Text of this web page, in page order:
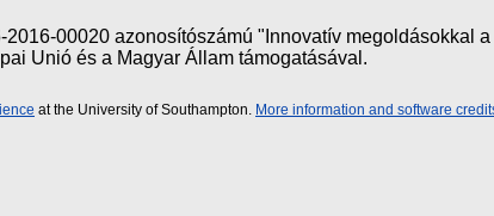
00020 azonosítószámú "Innovatív megoldásokkal
Unió és a Magyar Állam támogatásával.
at the University of Southampton. More information and software